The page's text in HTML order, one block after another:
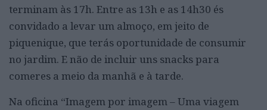
terminam às 17h. Entre as 13h e as 14h30 és
convidado a levar um almoço, em jeito de
piquenique, que terás oportunidade de consumir
no jardim. E não de incluir uns snacks para
comeres a meio da manhã e à tarde.
Na oficina “Imagem por imagem – Uma viagem